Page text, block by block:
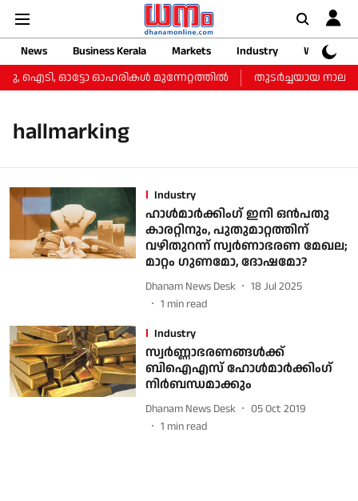
News Business Kerala Markets Industry
Web
ഐടി, ഓട്ടോ ഓഹരികള്‍ മുന്നേറ്റത്തില്‍
തുടർച്ചയായ
hallmarking
Industry
ഹാള്‍മാര്‍ക്കിംഗ് ഇനി ഒന്‍പതു
കാരറ്റിനും, പുതുമാറ്റത്തിന്
വഴിതുറന്ന് സ്വര്‍ണാഭരണ മേഖല;
മാറ്റം ഗുണമോ, ദോഷമോ?
Dhanam News Desk
18 Jul 2025
1 min read
Industry
സ്വര്‍ണ്ണാഭരണങ്ങള്‍ക്ക്
ബിഐഎസ് ഹോള്‍മാര്‍ക്കിംഗ്
നിര്‍ബന്ധമാക്കും
Dhanam News Desk
05 Oct 2019
1 min read